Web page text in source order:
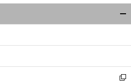
ウ
ィ
ン
ウ
開
く
新